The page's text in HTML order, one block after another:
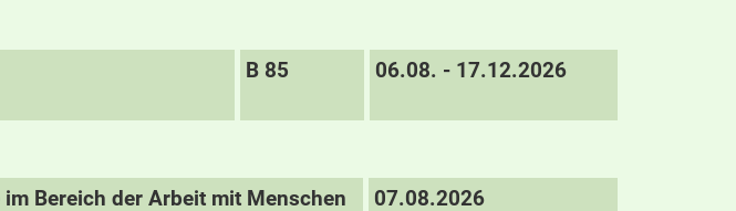
B 85 06.08. - 17.12.2026
Bereich der Arbeit mit Menschen 07.08.2026